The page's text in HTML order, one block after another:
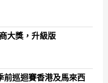
大獎，升級版
前巡迴賽香港及馬來西